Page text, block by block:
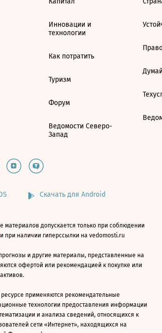
Инновации и
технологии
Как потратить
Туризм
Форум
Ведомости Северо-
Запад
Думай
Скачать для Android
материалов допускается только при соблюдении
и при наличии гиперссылки на vedomosti.ru
и другие материалы, представленные на
офертой или рекомендацией к покупке или
применяются рекомендательные
технологии предоставления информации
и анализа сведений, относящихся к
сети «Интернет», находящихся на